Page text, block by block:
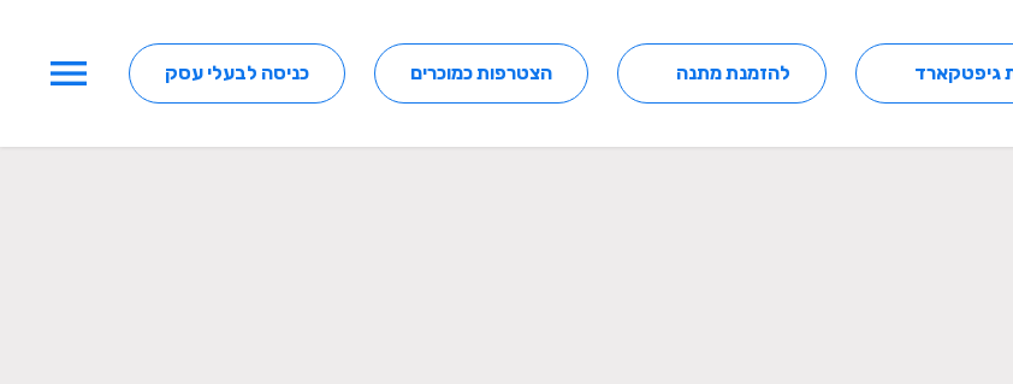
גיפטקארד להזמנת מתנה הצטרפות כמוכרים כניסה לבעלי עסק menu